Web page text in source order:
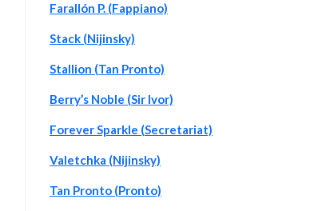
Farallón P. (Fappiano)
Stack (Nijinsky)
Stallion (Tan Pronto)
Berry’s Noble (Sir Ivor)
Forever Sparkle (Secretariat)
Valetchka (Nijinsky)
Tan Pronto (Pronto)